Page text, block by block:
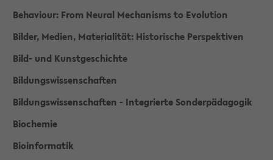
Behaviour: From Neural Mechanisms to Evolution
Bilder, Medien, Materialität: Historische Perspektiven
Bild- und Kunstgeschichte
Bildungswissenschaften
Bildungswissenschaften - Integrierte Sonderpädagogik
Biochemie
Bioinformatik